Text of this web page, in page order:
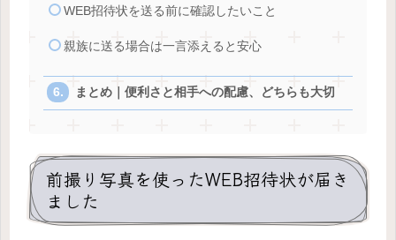
WEB招待状を送る前に確認したいこと
親族に送る場合は一言添えると安心
まとめ｜便利さと相手への配慮、どちらも大切
前撮り写真を使ったWEB招待状が届き
ました